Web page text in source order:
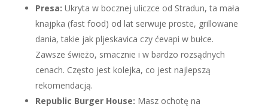
Presa: Ukryta w bocznej uliczce od Stradun, ta mała
knajpka (fast food) od lat serwuje proste, grillowane
dania, takie jak pljeskavica czy ćevapi w bułce.
Zawsze świeżo, smacznie i w bardzo rozsądnych
cenach. Często jest kolejka, co jest najlepszą
rekomendacją.
Republic Burger House: Masz ochotę na